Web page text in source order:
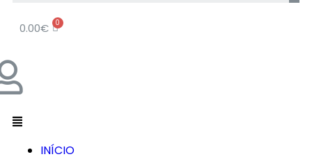
0.00€
INÍCIO